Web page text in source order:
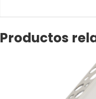
Productos